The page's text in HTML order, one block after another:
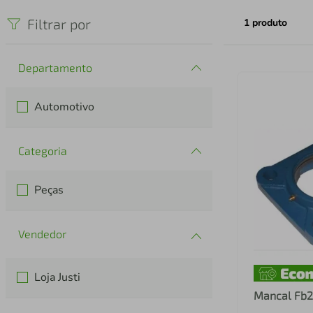
Filtrar por
Departamento
Automotivo
Categoria
Peças
Loja Justi
1 produto
Mancal